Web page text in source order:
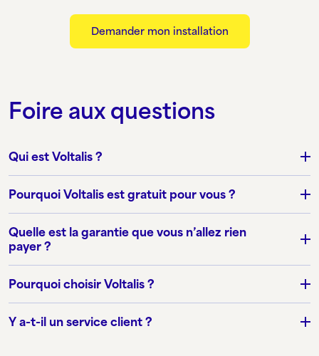
Demander mon installation
Foire aux questions
Qui est Voltalis ?
Pourquoi Voltalis est gratuit pour vous ?
Quelle est la garantie que vous n’allez rien
payer ?
Pourquoi choisir Voltalis ?
Y a-t-il un service client ?